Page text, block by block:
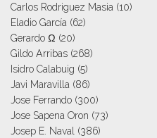
Carlos Rodriguez Masia (10)
Eladio García (62)
Gerardo Ω (20)
Gildo Arribas (268)
Isidro Calabuig (5)
Javi Maravilla (86)
Jose Ferrando (300)
Jose Sapena Oron (73)
Josep E. Naval
(386)